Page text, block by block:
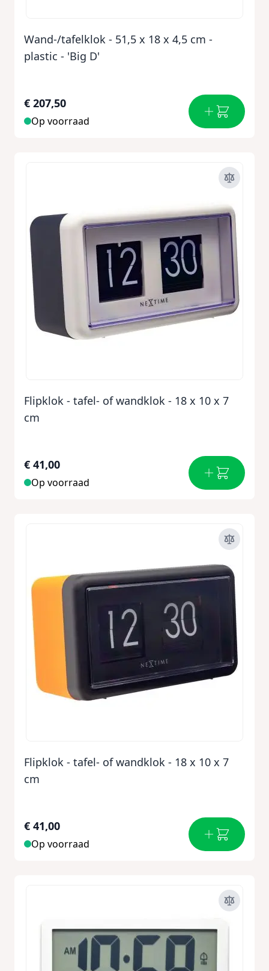
Wand-/tafelklok - 51,5 x 18 x 4,5 cm -
plastic - 'Big D'
€ 207,50
Op voorraad
Flipklok - tafel- of wandklok - 18 x 10 x 7
cm
€ 41,00
Op voorraad
Flipklok - tafel- of wandklok - 18 x 10 x 7
cm
€ 41,00
Op voorraad